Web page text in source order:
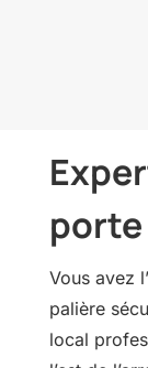
porte
Vous avez
palière
local